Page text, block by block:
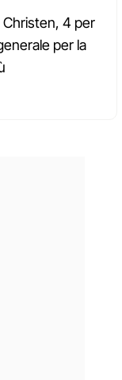
4 per
per la